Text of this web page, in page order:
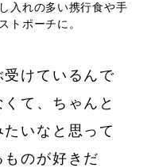
入れの多い携行食や手
トポーチに。
受けているんで
て、ちゃんと
いなと思って
のが好きだ